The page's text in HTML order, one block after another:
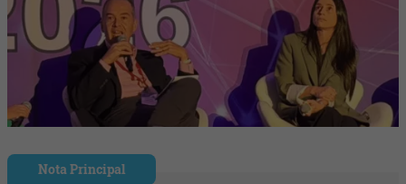
Nota Principal